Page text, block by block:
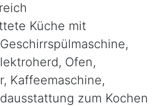
Küche mit
Ofen,
Kaffeemaschine,
zum Kochen